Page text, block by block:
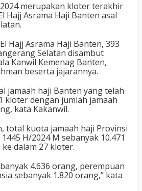
merupakan kloter terakhir
Hajj Asrama Haji Banten asal
Hajj Asrama Haji Banten, 393
Selatan disambut
Kanwil Kemenag Banten,
beserta jajarannya.
jamaah haji Banten yang telah
kloter dengan jumlah jamaah
kata Kakanwil.
total kuota jamaah haji Provinsi
H/2024 M sebanyak 10.471
dalam 27 kloter.
4.636 orang, perempuan
sebanyak 1.820 orang,” kata